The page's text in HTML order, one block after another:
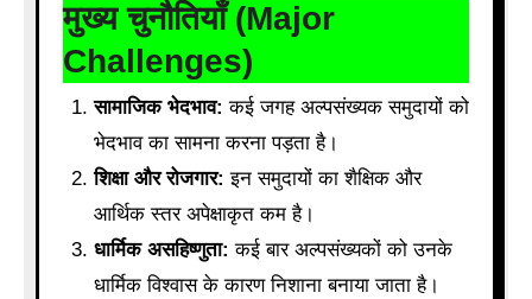
मुख्य चुनौतियाँ (Major
Challenges)
सामाजिक भेदभाव: कई जगह अल्पसंख्यक समुदायों को
भेदभाव का सामना करना पड़ता है।
शिक्षा और रोजगार: इन समुदायों का शैक्षिक और
आर्थिक स्तर अपेक्षाकृत कम है।
धार्मिक असहिष्णुता: कई बार अल्पसंख्यकों को उनके
धार्मिक विश्वास के कारण निशाना बनाया जाता है।